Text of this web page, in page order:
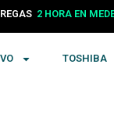
2 HORA EN
24 HORAS EN
TOSHIBA